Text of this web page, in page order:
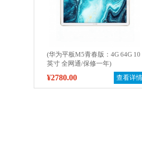
(华为平板M5青春版：4G 64G 10
英寸 全网通/保修一年)
¥2780.00 查看详情